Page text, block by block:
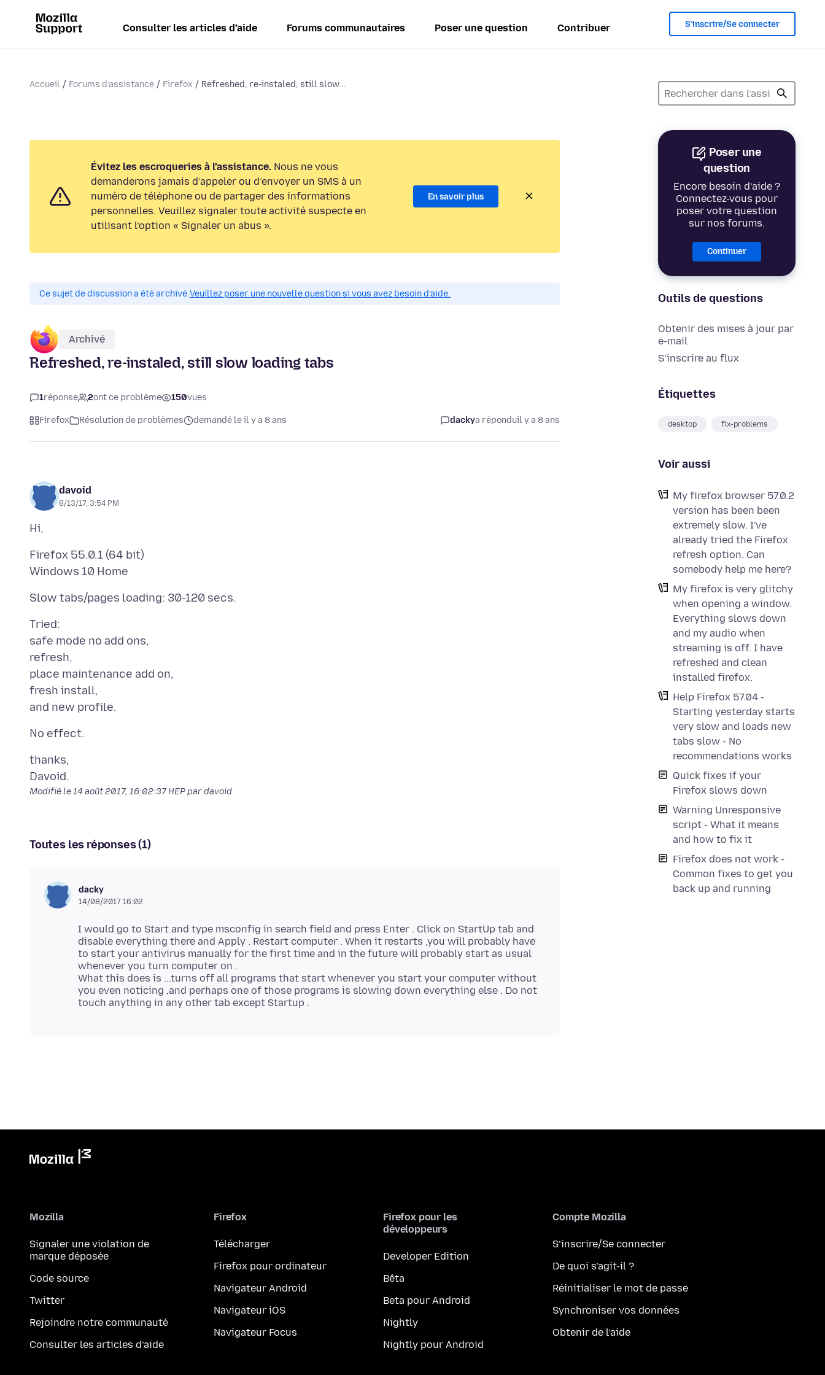
Consulter les articles d’aide Forums communautaires Poser une question Contribuer S’inscrire/Se connecter
Accueil Forums d’assistance Firefox Refreshed, re-instaled, still slow...
Poser une
question
Encore besoin d’aide ?
Connectez-vous pour
poser votre question
sur nos forums.
Continuer
Outils de questions
Obtenir des mises à jour par
e-mail
S’inscrire au flux
Étiquettes
desktop fix-problems
Voir aussi
My firefox browser 57.0.2
version has been been
extremely slow. I've
already tried the Firefox
refresh option. Can
somebody help me here?
My firefox is very glitchy
when opening a window.
Everything slows down
and my audio when
streaming is off. I have
refreshed and clean
installed firefox.
Help Firefox 57.04 -
Starting yesterday starts
very slow and loads new
tabs slow - No
recommendations works
Quick fixes if your
Firefox slows down
Warning Unresponsive
script - What it means
and how to fix it
Firefox does not work -
Common fixes to get you
back up and running
Évitez les escroqueries à l’assistance. Nous ne vous
demanderons jamais d’appeler ou d’envoyer un SMS à un
numéro de téléphone ou de partager des informations
personnelles. Veuillez signaler toute activité suspecte en
utilisant l’option « Signaler un abus ».
En savoir plus
Ce sujet de discussion a été archivé.Veuillez poser une nouvelle question si vous avez besoin d’aide.
Archivé
Refreshed, re-instaled, still slow loading tabs
1réponse 2ont ce problème 150vues
Firefox Résolution de problèmes demandé le il y a 8 ans dackya réponduil y a 8 ans
davoid
8/13/17, 3:54 PM
Firefox 55.0.1 (64 bit)
Tried:
safe mode no add ons,
refresh,
place maintenance add on,
fresh install,
thanks,
Modifié le14 août 2017, 16:02:37 HEPpar davoid
Toutes les réponses (1)
dacky
14/08/2017 16:02
I would go to Start and type msconfig in search field and press Enter . Click on StartUp tab and
disable everything there and Apply . Restart computer . When it restarts ,you will probably have
to start your antivirus manually for the first time and in the future will probably start as usual
whenever you turn computer on .
What this does is ...turns off all programs that start whenever you start your computer without
you even noticing ,and perhaps one of those programs is slowing down everything else . Do not
Mozilla
Signaler une violation de
marque déposée
Code source
Twitter
Rejoindre notre communauté
Consulter les articles d’aide
Firefox
Télécharger
Firefox pour ordinateur
Navigateur Android
Navigateur iOS
Navigateur Focus
Firefox pour les
développeurs
Developer Edition
Bêta
Beta pour Android
Nightly
Nightly pour Android
Compte Mozilla
S’inscrire/Se connecter
De quoi s’agit-il ?
Réinitialiser le mot de passe
Synchroniser vos données
Obtenir de l’aide